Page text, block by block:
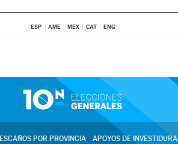
ESP AME MEX CAT ENG
ESCAÑOS POR PROVINCIA APOYOS DE INVESTIDURA